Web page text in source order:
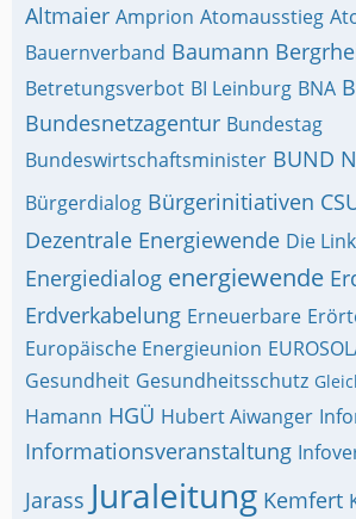
Altmaier Amprion Atomausstieg
Bauernverband Baumann
Betretungsverbot BI Leinburg BNA
Bundesnetzagentur Bundestag
Bundeswirtschaftsminister BUND
Bürgerdialog Bürgerinitiativen
Dezentrale Energiewende Die
Energiedialog energiewende
Erdverkabelung Erneuerbare
Europäische Energieunion
Gesundheit Gesundheitsschutz
Hamann HGÜ Hubert Aiwanger
Informationsveranstaltung
Jarass Juraleitung Kemfert